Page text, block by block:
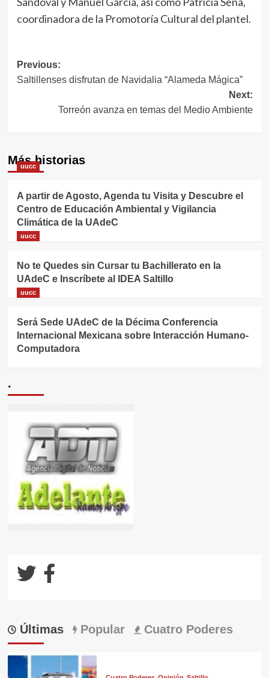
coordinadora de la Promotoría Cultural del plantel.
Navegación
de
entradas
Previous:
Saltillenses disfrutan de Navidalia “Alameda Mágica”
Next:
Torreón avanza en temas del Medio Ambiente
Más historias
uucc
A partir de Agosto, Agenda tu Visita y Descubre el
Centro de Educación Ambiental y Vigilancia
Climática de la UAdeC
uucc
No te Quedes sin Cursar tu Bachillerato en la
UAdeC e Inscríbete al IDEA Saltillo
uucc
Será Sede UAdeC de la Décima Conferencia
Internacional Mexicana sobre Interacción Humano-
Computadora
.
Últimas Popular Cuatro Poderes